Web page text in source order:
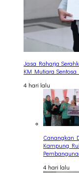
Jasa Raharja
KM Mutiara Sentosa
4 hari lalu
Canangkan
Kampung
4 hari lalu